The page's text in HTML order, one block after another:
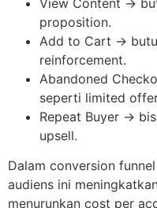
proposition.
Add to Cart →
reinforcement.
Abandoned
seperti limited
Repeat Buyer →
upsell.
Dalam conversion
audiens ini
menurunkan cost per